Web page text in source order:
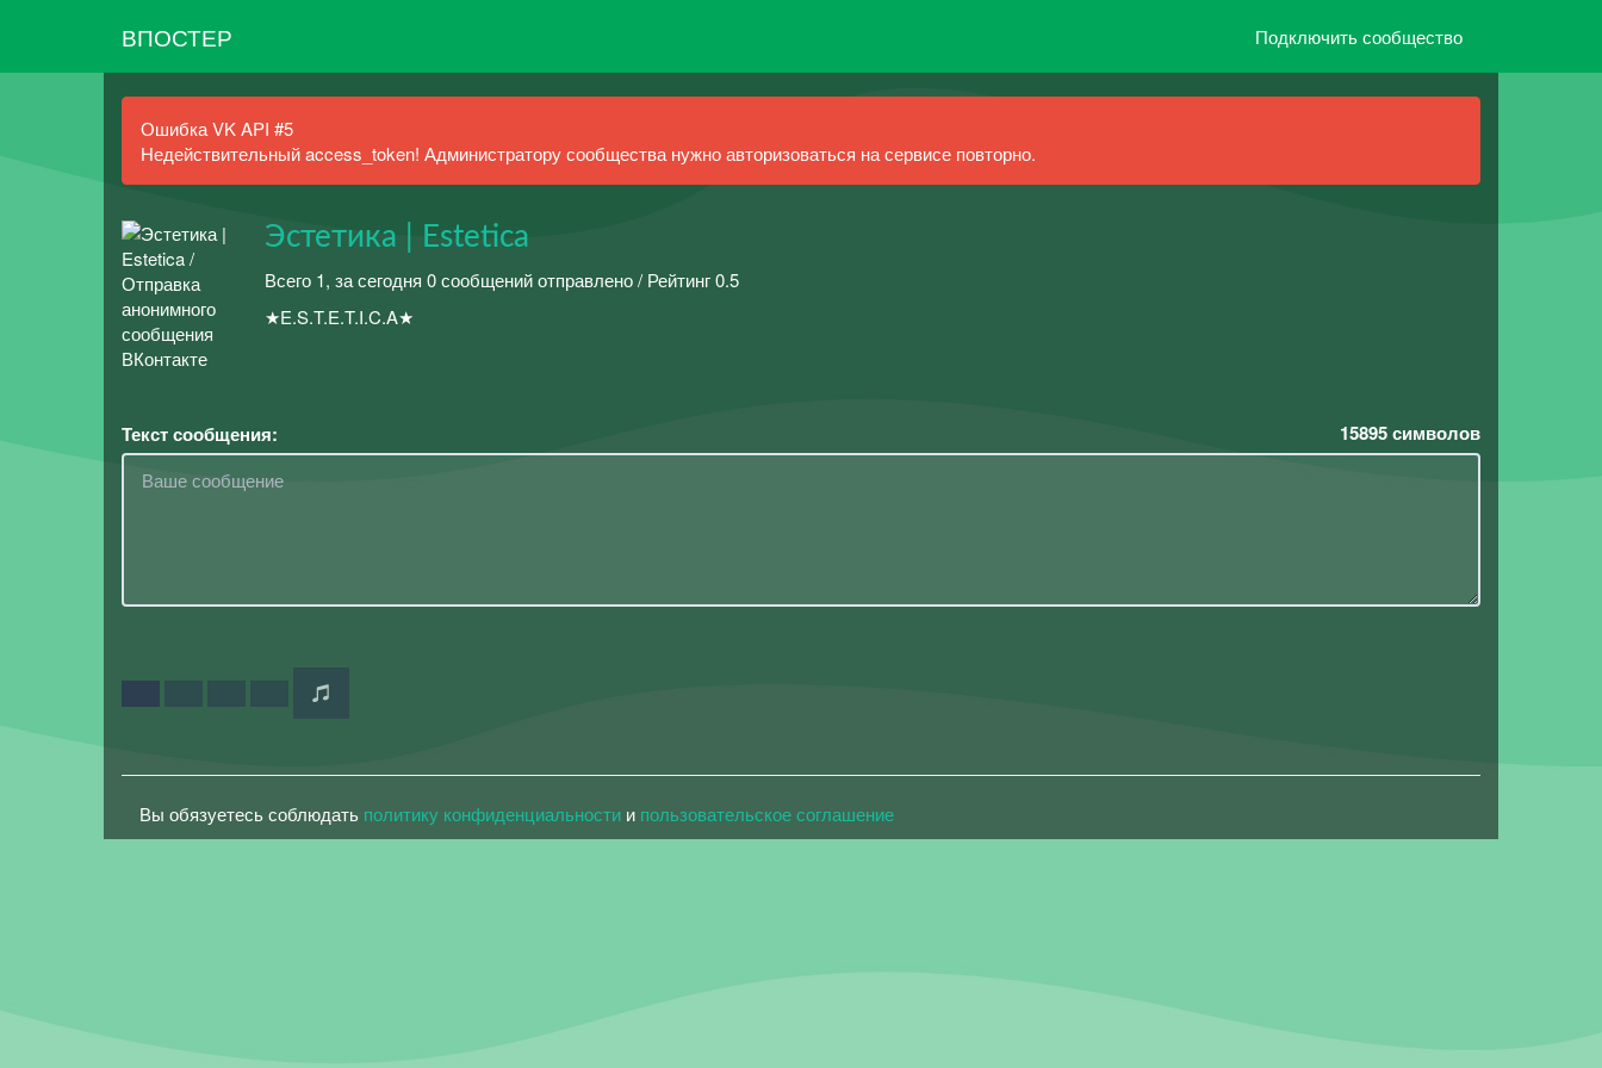
ВПОСТЕР Подключить сообщество
Ошибка VK API #5
Недействительный access_token! Администратору сообщества нужно авторизоваться на сервисе повторно.
Эстетика | Estetica
Всего 1, за сегодня 0 сообщений отправлено / Рейтинг 0.5
★E.S.T.E.T.I.C.A★
Текст сообщения: 15895символов
Вы обязуетесь соблюдать политику конфиденциальности и пользовательское соглашение